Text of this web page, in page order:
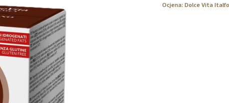
Ocjena: Dolce Vita